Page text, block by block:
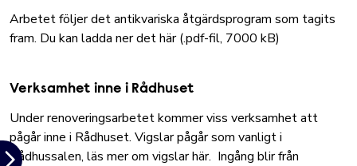
Arbetet följer det antikvariska åtgärdsprogram som tagits
fram. Du kan ladda ner det här (.pdf-fil, 7000 kB)
Verksamhet inne i Rådhuset
Under renoveringsarbetet kommer viss verksamhet att
pågår inne i Rådhuset. Vigslar pågår som vanligt i
Rådhussalen, läs mer om vigslar här. Ingång blir från